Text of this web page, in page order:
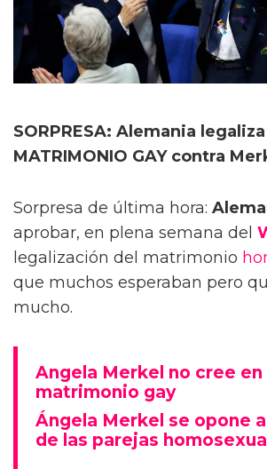
SORPRESA: Alemania legaliza
MATRIMONIO GAY contra
Sorpresa de última hora:
aprobar, en plena semana del
legalización del matrimonio
que muchos esperaban pero
mucho.
Angela Merkel no cree en
matrimonio gay
Ángela Merkel se opone
de las parejas